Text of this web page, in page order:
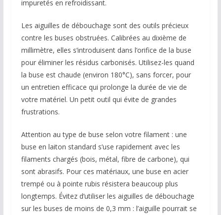
impuretés en refroidissant.
Les aiguilles de débouchage sont des outils précieux
contre les buses obstruées. Calibrées au dixième de
millimètre, elles s’introduisent dans l’orifice de la buse
pour éliminer les résidus carbonisés. Utilisez-les quand
la buse est chaude (environ 180°C), sans forcer, pour
un entretien efficace qui prolonge la durée de vie de
votre matériel. Un petit outil qui évite de grandes
frustrations.
Attention au type de buse selon votre filament : une
buse en laiton standard s’use rapidement avec les
filaments chargés (bois, métal, fibre de carbone), qui
sont abrasifs. Pour ces matériaux, une buse en acier
trempé ou à pointe rubis résistera beaucoup plus
longtemps. Évitez d’utiliser les aiguilles de débouchage
sur les buses de moins de 0,3 mm : l’aiguille pourrait se